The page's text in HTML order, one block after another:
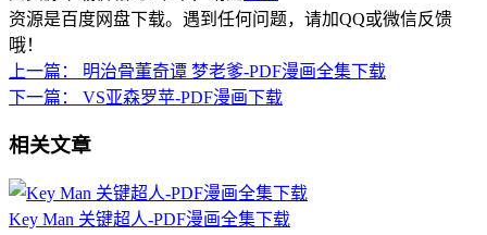
资源是百度网盘下载。遇到任何问题，请加QQ或微信反馈
哦！
上一篇：
明治骨董奇谭 梦老爹-PDF漫画全集下载
下一篇：
VS亚森罗苹-PDF漫画下载
相关文章
Key Man 关键超人-PDF漫画全集下载